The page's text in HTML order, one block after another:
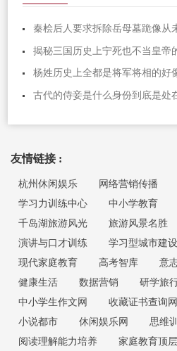
秦桧后人要求拆除岳母墓跪像从
揭秘三国历史上宁死也不当皇帝
杨姓历史上全都是将军将相的好
古代的侍妾是什么身份到底是处
友情链接 :
杭州休闲娱乐 网络营销传播
学习力训练中心
中小学教育
千岛湖旅游风光
旅游风景名胜
演讲与口才训练
学习型城市建
现代家庭教育
高考智库 意
健康生活
数据营销 研学旅
中小学生作文网
收藏证书查询网
小说都市
休闲娱乐网
思维
阅读理解能力培养
家庭教育顶